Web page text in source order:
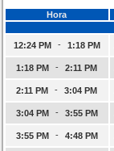
Hora
12:24 PM
- 1:18 PM
1:18 PM - 2:11 PM
2:11 PM - 3:04 PM
3:04 PM - 3:55 PM
3:55 PM - 4:48 PM